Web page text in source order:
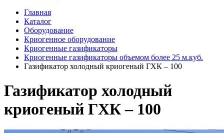
Главная
Каталог
Оборудование
Криогенное оборудование
Криогенные газификаторы
Криогенные газификаторы объемом более 25 м.куб.
Газификатор холодный криогеный ГХК – 100
Газификатор холодный
криогеный ГХК – 100